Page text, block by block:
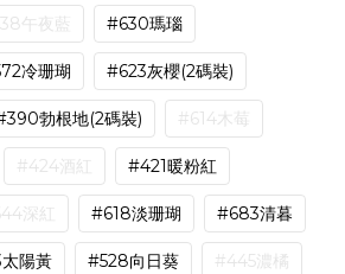
午夜藍 #630瑪瑙
冷珊瑚 #623灰櫻(2碼裝)
勃根地(2碼裝) #614木莓
#424酒紅 #421暖粉紅
深紅 #618淡珊瑚 #683清暮
陽黃 #528向日葵 #445濃橘